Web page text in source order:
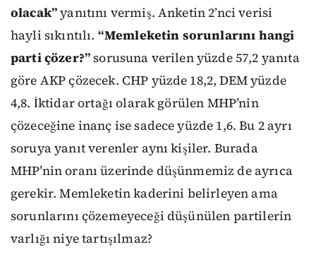
olacak”yanıtını vermiş. Anketin 2’nci verisi
hayli sıkıntılı. “Memleketin sorunlarını hangi
parti çözer?”sorusuna verilen yüzde 57,2 yanıta
göre AKP çözecek. CHP yüzde 18,2, DEM yüzde
4,8. İktidar ortağı olarak görülen MHP’nin
çözeceğine inanç ise sadece yüzde 1,6. Bu 2 ayrı
soruya yanıt verenler aynı kişiler. Burada
MHP’nin oranı üzerinde düşünmemiz de ayrıca
gerekir. Memleketin kaderini belirleyen ama
sorunlarını çözemeyeceği düşünülen partilerin
varlığı niye tartışılmaz?